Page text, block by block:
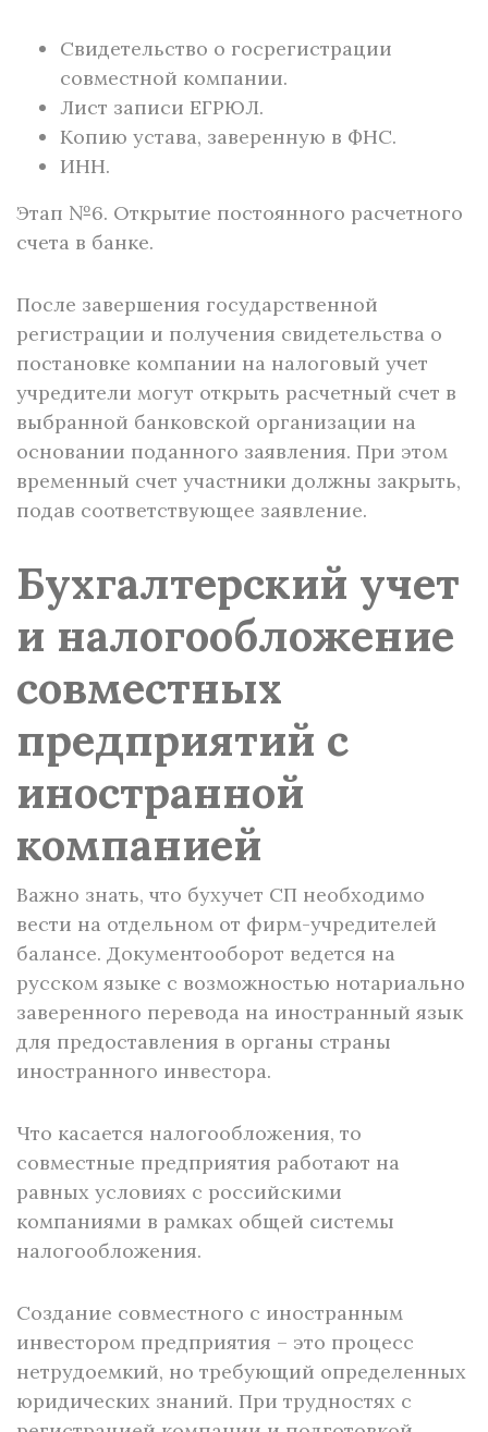
Свидетельство о госрегистрации
совместной компании.
Лист записи ЕГРЮЛ.
Копию устава, заверенную в ФНС.
ИНН.
Этап №6. Открытие постоянного расчетного
счета в банке.
После завершения государственной
регистрации и получения свидетельства о
постановке компании на налоговый учет
учредители могут открыть расчетный счет в
выбранной банковской организации на
основании поданного заявления. При этом
временный счет участники должны закрыть,
подав соответствующее заявление.
Бухгалтерский учет
и налогообложение
совместных
предприятий с
иностранной
компанией
Важно знать, что бухучет СП необходимо
вести на отдельном от фирм-учредителей
балансе. Документооборот ведется на
русском языке с возможностью нотариально
заверенного перевода на иностранный язык
для предоставления в органы страны
иностранного инвестора.
Что касается налогообложения, то
совместные предприятия работают на
равных условиях с российскими
компаниями в рамках общей системы
налогообложения.
Создание совместного с иностранным
инвестором предприятия – это процесс
нетрудоемкий, но требующий определенных
юридических знаний. При трудностях с